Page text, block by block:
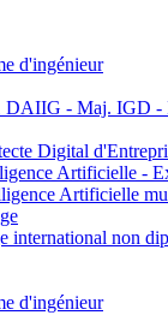
d'ingénieur
- Maj. IGD -
Digital
Artificielle -
Artificielle
international non
d'ingénieur